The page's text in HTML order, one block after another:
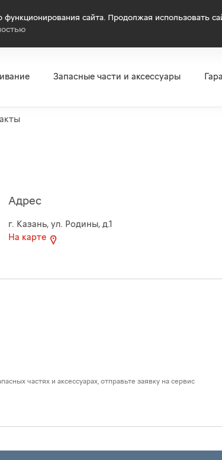
сайта. Продолжая использовать
Запасные части и аксессуары
Адрес
г. Казань, ул. Родины, д.1
На карте
частях и аксессуарах, отправьте заявку на сервис